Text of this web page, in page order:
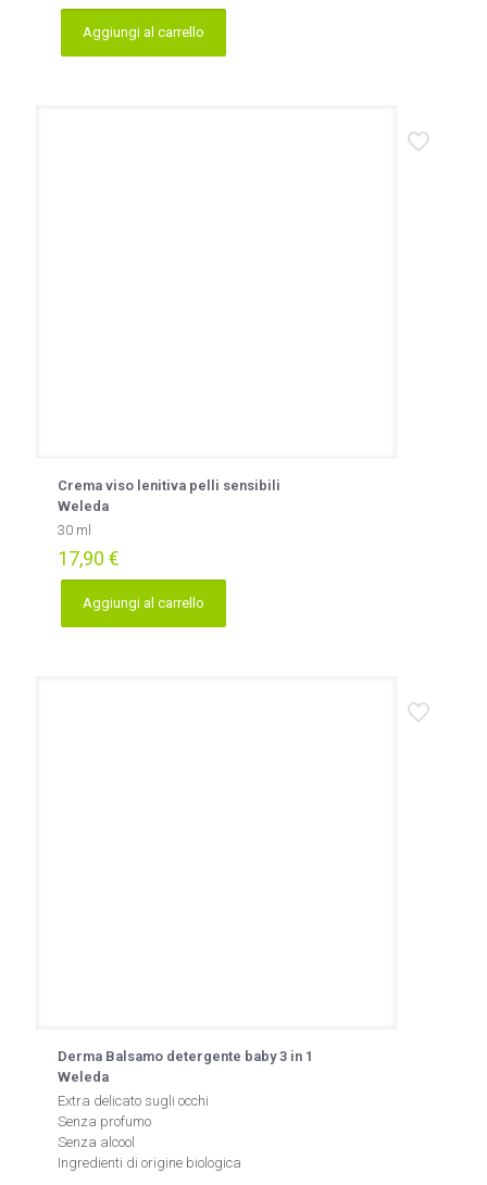
Aggiungi al carrello
Crema viso lenitiva pelli sensibili
Weleda
30 ml
17,90 €
Aggiungi al carrello
Derma Balsamo detergente baby 3 in 1
Weleda
Extra delicato sugli occhi
Senza profumo
Senza alcool
Ingredienti di origine biologica